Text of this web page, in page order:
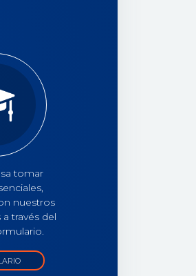
tomar
nuestros
través del